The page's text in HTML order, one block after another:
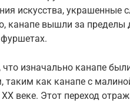
искусства,
канапе вышли за пределы
что изначально канапе
таким как канапе с
XX веке. Этот переход